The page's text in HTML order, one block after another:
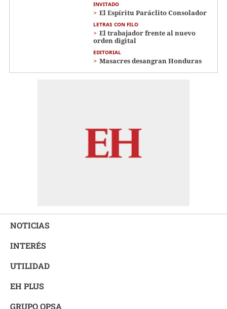
INVITADO
El Espíritu Paráclito Consolador
LETRAS CON FILO
El trabajador frente al nuevo
orden digital
EDITORIAL
Masacres desangran Honduras
NOTICIAS
INTERÉS
UTILIDAD
EH PLUS
GRUPO OPSA